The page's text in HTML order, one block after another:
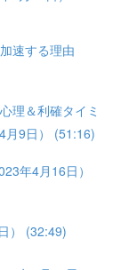
速する理由
理＆利確タイミ
月9日） (51:16)
年4月16日）
） (32:49)